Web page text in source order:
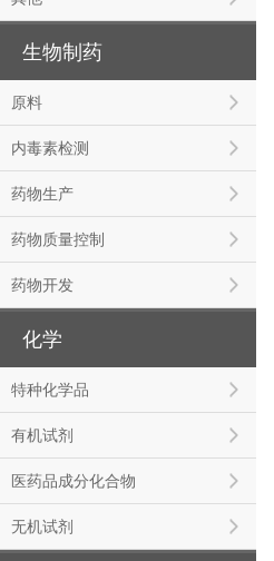
生物制药
原料
内毒素检测
药物生产
药物质量控制
药物开发
化学
特种化学品
有机试剂
医药品成分化合物
无机试剂